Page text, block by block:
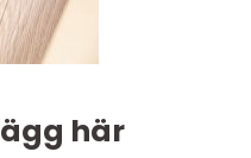
här